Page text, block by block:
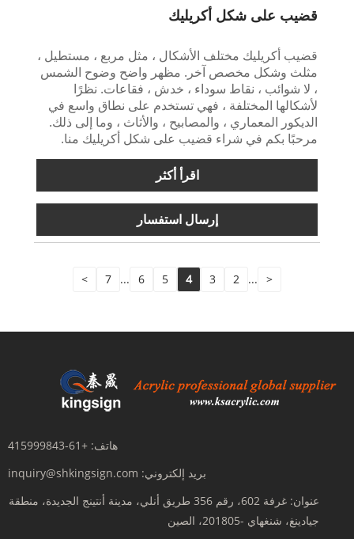
قضيب على شكل أكريليك
قضيب أكريليك مختلف الأشكال ، مثل مربع ، مستطيل ،
مثلث وشكل مخصص آخر. مظهر واضح وضوح الشمس
، لا شوائب ، نقاط سوداء ، خدش ، فقاعات. نظرًا
لأشكالها المختلفة ، فهي تستخدم على نطاق واسع في
الديكور المعماري ، والمصابيح ، والأثاث ، وما إلى ذلك.
مرحبًا بكم في شراء قضيب على شكل أكريليك منا.
اقرأ أكثر
إرسال استفسار
<
...
2
3
4
5
6
...
7
>
هاتف: +61-415999843
بريد إلكتروني: inquiry@shkingsign.com
عنوان:
غرفة 602، رقم 356 طريق أنلي، مدينة أنتينج الجديدة، منطقة
جيادينغ، شنغهاي -201805، الصين